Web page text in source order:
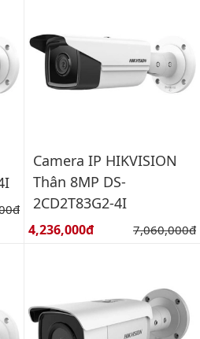
Camera IP HIKVISION
Thân 8MP DS-
2CD2T83G2-4I
Giá bán:
4,236,000đ Giá gốc:
7,060,000đ